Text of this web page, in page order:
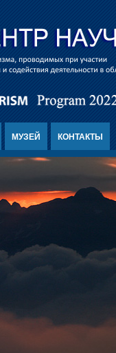
МУЗЕЙ КОНТАКТЫ